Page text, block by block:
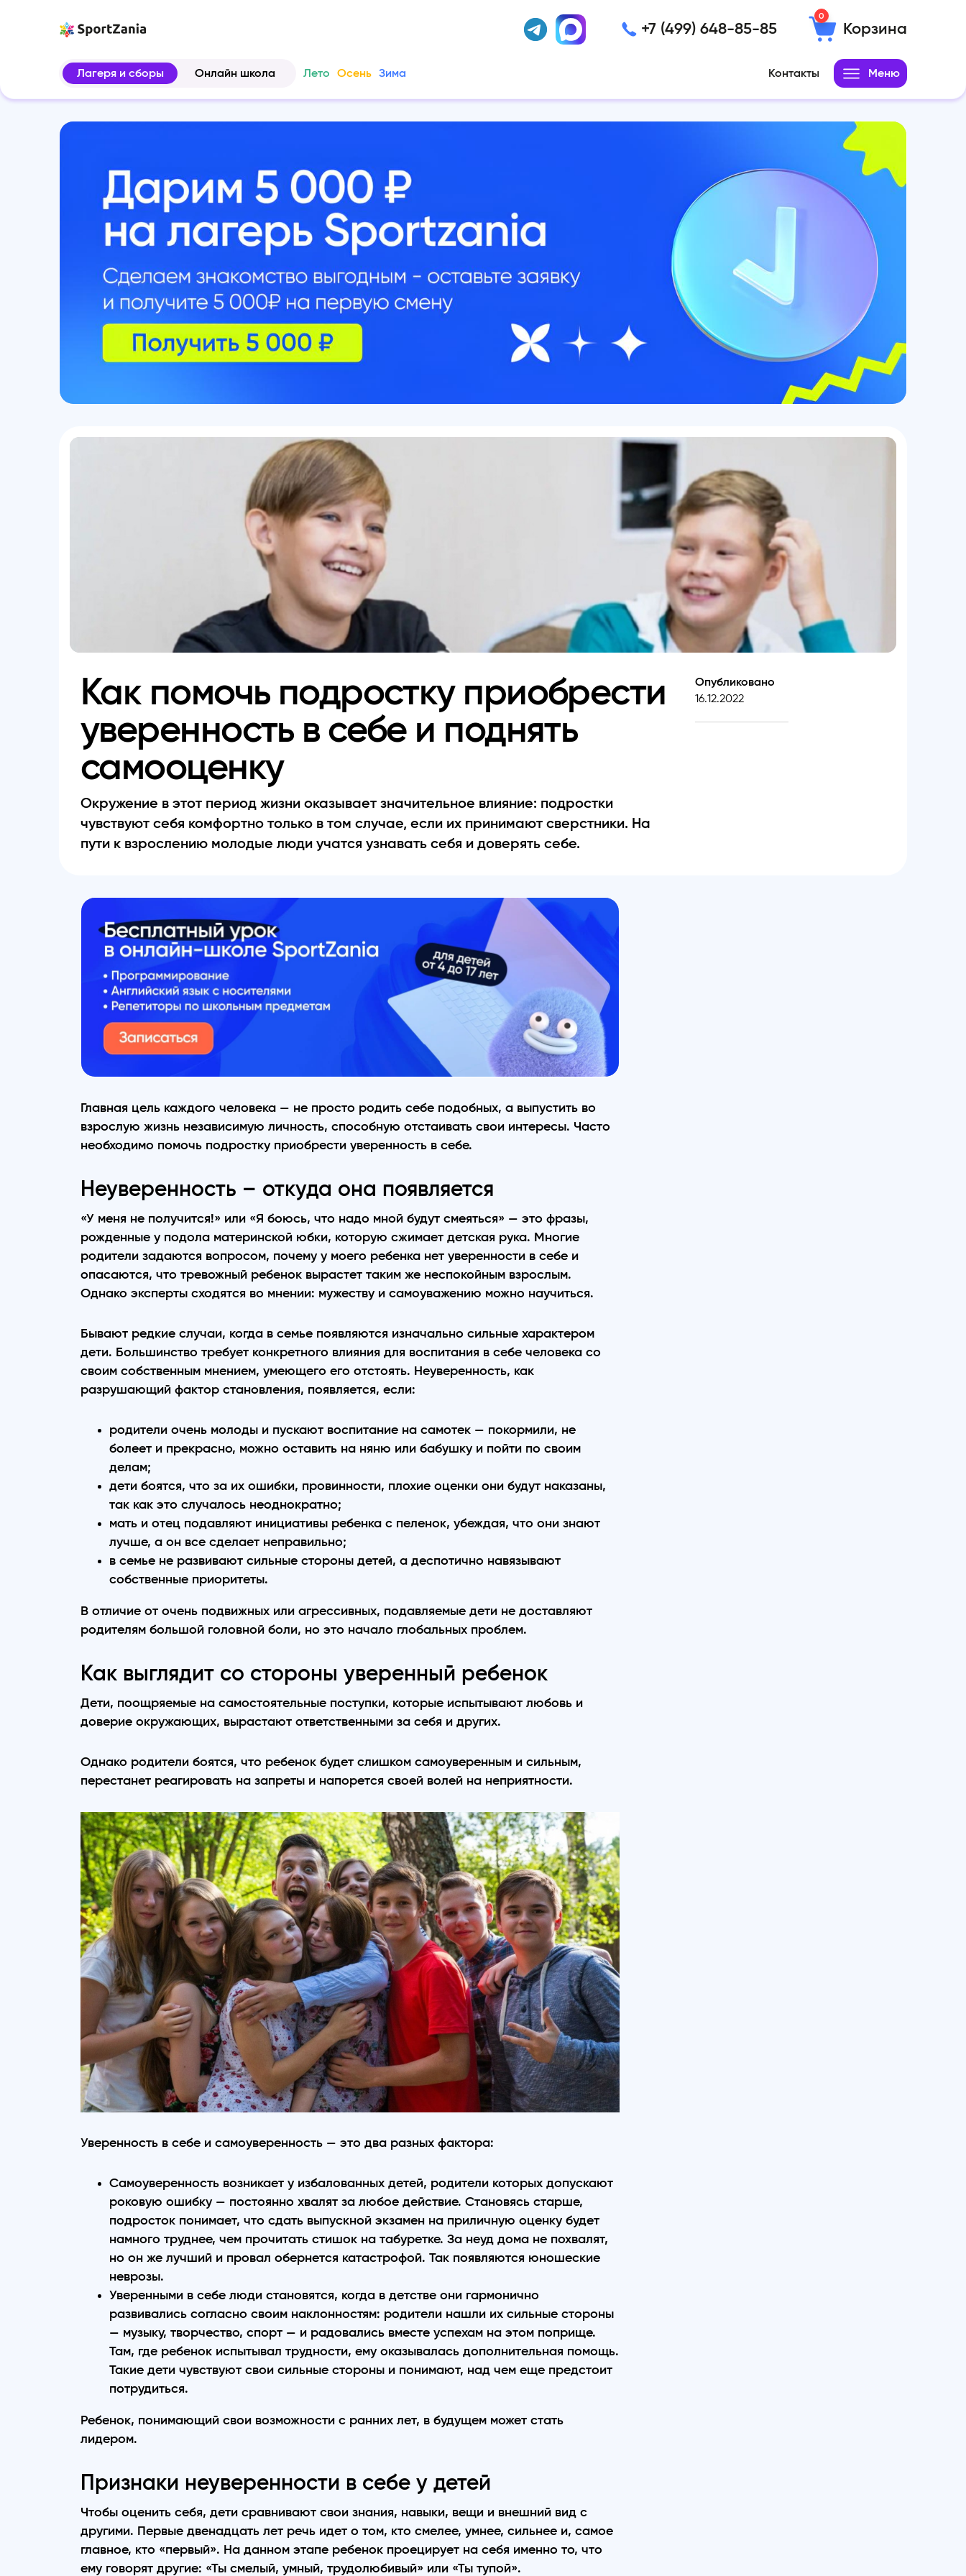
+7 (499) 648-85-85
0
Корзина
Контакты Меню
Лагеря и сборы Онлайн школа Лето Осень Зима
Как помочь подростку приобрести
уверенность в себе и поднять
самооценку
Окружение в этот период жизни оказывает значительное влияние: подростки
чувствуют себя комфортно только в том случае, если их принимают сверстники. На
пути к взрослению молодые люди учатся узнавать себя и доверять себе.
Опубликовано
16.12.2022
Главная цель каждого человека — не просто родить себе подобных, а выпустить во
взрослую жизнь независимую личность, способную отстаивать свои интересы. Часто
необходимо помочь подростку приобрести уверенность в себе.
Неуверенность – откуда она появляется
«У меня не получится!» или «Я боюсь, что надо мной будут смеяться» — это фразы,
рожденные у подола материнской юбки, которую сжимает детская рука. Многие
родители задаются вопросом, почему у моего ребенка нет уверенности в себе и
опасаются, что тревожный ребенок вырастет таким же неспокойным взрослым.
Однако эксперты сходятся во мнении: мужеству и самоуважению можно научиться.
Бывают редкие случаи, когда в семье появляются изначально сильные характером
дети. Большинство требует конкретного влияния для воспитания в себе человека со
своим собственным мнением, умеющего его отстоять. Неуверенность, как
разрушающий фактор становления, появляется, если:
родители очень молоды и пускают воспитание на самотек — покормили, не
болеет и прекрасно, можно оставить на няню или бабушку и пойти по своим
делам;
дети боятся, что за их ошибки, провинности, плохие оценки они будут наказаны,
так как это случалось неоднократно;
мать и отец подавляют инициативы ребенка с пеленок, убеждая, что они знают
лучше, а он все сделает неправильно;
в семье не развивают сильные стороны детей, а деспотично навязывают
собственные приоритеты.
В отличие от очень подвижных или агрессивных, подавляемые дети не доставляют
родителям большой головной боли, но это начало глобальных проблем.
Как выглядит со стороны уверенный ребенок
Дети, поощряемые на самостоятельные поступки, которые испытывают любовь и
доверие окружающих, вырастают ответственными за себя и других.
Однако родители боятся, что ребенок будет слишком самоуверенным и сильным,
перестанет реагировать на запреты и напорется своей волей на неприятности.
Уверенность в себе и самоуверенность — это два разных фактора:
Самоуверенность возникает у избалованных детей, родители которых допускают
роковую ошибку — постоянно хвалят за любое действие. Становясь старше,
подросток понимает, что сдать выпускной экзамен на приличную оценку будет
намного труднее, чем прочитать стишок на табуретке. За неуд дома не похвалят,
но он же лучший и провал обернется катастрофой. Так появляются юношеские
неврозы.
Уверенными в себе люди становятся, когда в детстве они гармонично
развивались согласно своим наклонностям: родители нашли их сильные стороны
— музыку, творчество, спорт — и радовались вместе успехам на этом поприще.
Там, где ребенок испытывал трудности, ему оказывалась дополнительная помощь.
Такие дети чувствуют свои сильные стороны и понимают, над чем еще предстоит
потрудиться.
Ребенок, понимающий свои возможности с ранних лет, в будущем может стать
лидером.
Признаки неуверенности в себе у детей
Чтобы оценить себя, дети сравнивают свои знания, навыки, вещи и внешний вид с
другими. Первые двенадцать лет речь идет о том, кто смелее, умнее, сильнее и, самое
главное, кто «первый». На данном этапе ребенок проецирует на себя именно то, что
ему говорят другие: «Ты смелый, умный, трудолюбивый» или «Ты тупой».